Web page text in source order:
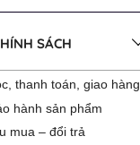
SÁCH
thanh toán, giao hàng
hành sản phẩm
mua – đổi trả